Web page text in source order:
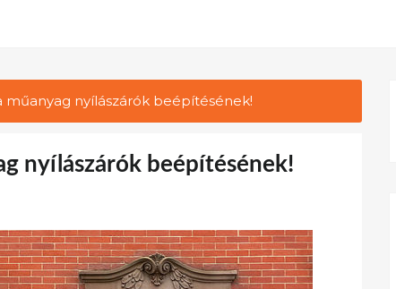
műanyag nyílászárók beépítésének!
nyílászárók beépítésének!